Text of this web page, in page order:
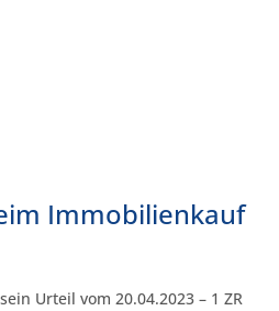
Immobilienkauf
Urteil vom 20.04.2023 – 1 ZR